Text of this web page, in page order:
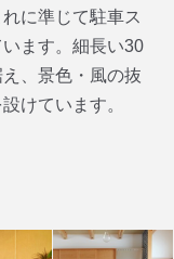
に準じて駐車ス
ます。細長い30
、景色・風の抜
けています。